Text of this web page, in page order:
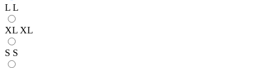
L L
XL XL
S S